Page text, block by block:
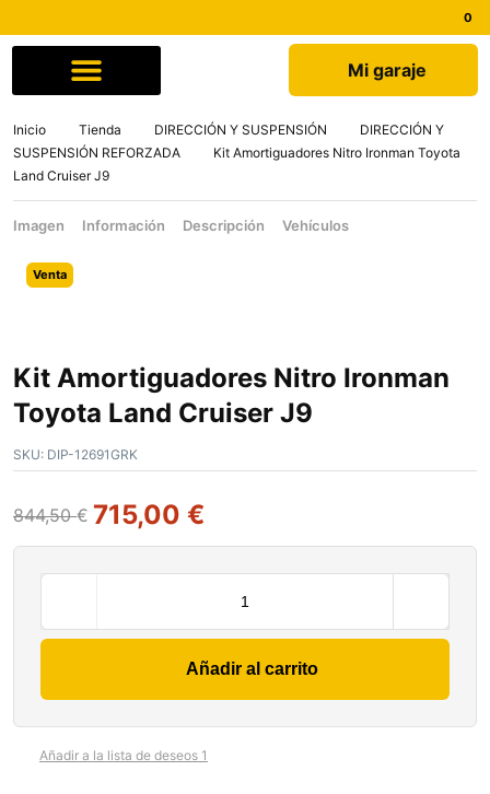
Mi garaje
Inicio Tienda DIRECCIÓN Y SUSPENSIÓN
DIRECCIÓN Y
SUSPENSIÓN REFORZADA
Kit Amortiguadores Nitro Ironman Toyota
Land Cruiser J9
Imagen Información Descripción Vehículos
Venta
Kit Amortiguadores Nitro Ironman
Toyota Land Cruiser J9
SKU: DIP-12691GRK
844,50€ 715,00 €
Añadir al carrito
Añadir a la lista de deseos 1